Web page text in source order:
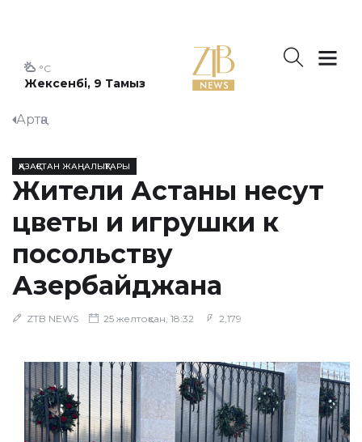
Жексенбі, 9 Тамыз
°C
Артқа
ҚАЗАҚСТАН ЖАҢАЛЫҚТАРЫ
Жители Астаны несут
цветы и игрушки к
посольству
Азербайджана
ZTB NEWS 25 желтоқсан, 18:32 2,179